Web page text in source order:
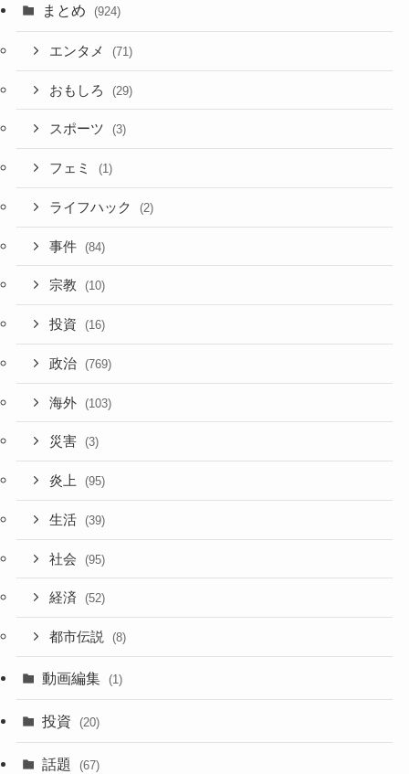
まとめ (924)
エンタメ (71)
おもしろ (29)
スポーツ (3)
フェミ (1)
ライフハック (2)
事件 (84)
宗教 (10)
投資 (16)
政治 (769)
海外 (103)
災害 (3)
炎上 (95)
生活 (39)
社会 (95)
経済 (52)
都市伝説 (8)
動画編集 (1)
投資 (20)
話題 (67)